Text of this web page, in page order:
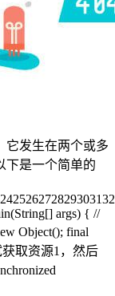
它发生在两个或多
下是一个简单的
args) { //
Object(); final
获取资源1，然后